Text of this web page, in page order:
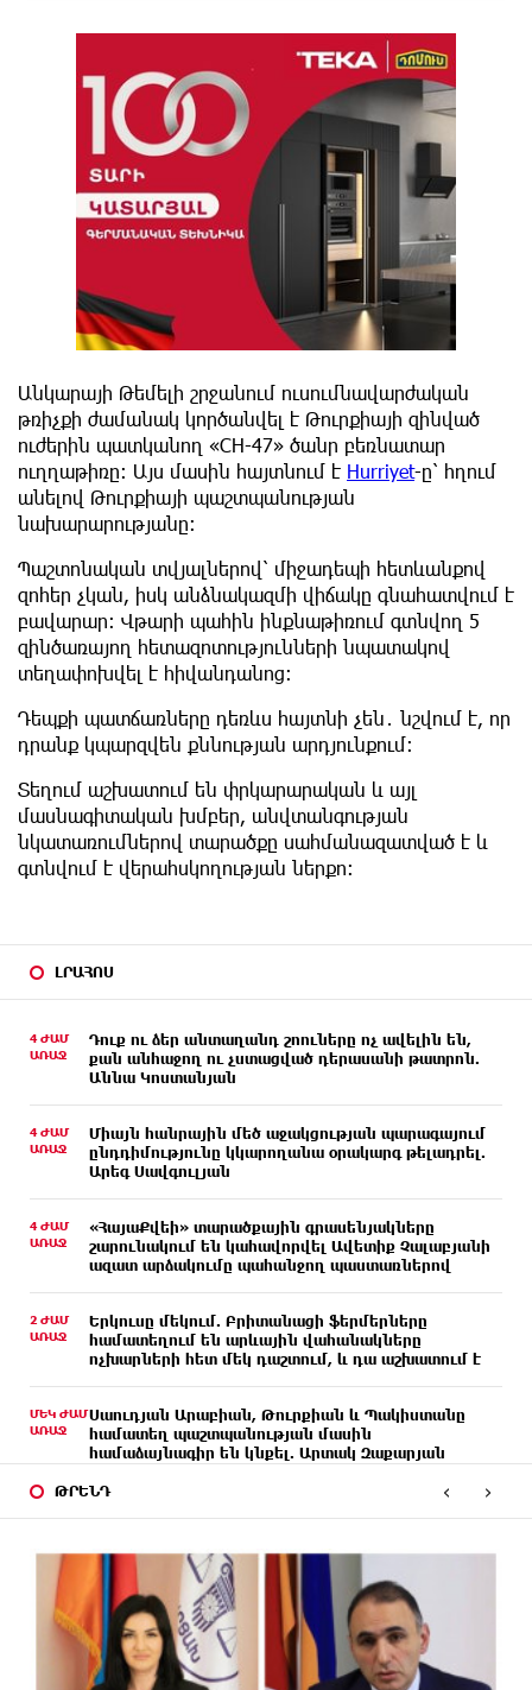
ԼՐԱՀՈՍ
4 ԺԱՄ
ԱՌԱՋ
Դուք ու ձեր անտաղանդ շոուները ոչ ավելին են,
քան անհաջող ու չստացված դերասանի թատրոն.
Աննա Կոստանյան
4 ԺԱՄ
ԱՌԱՋ
Միայն հանրային մեծ աջակցության պարագայում
ընդդիմությունը կկարողանա օրակարգ թելադրել.
Արեգ Սավգուլյան
4 ԺԱՄ
ԱՌԱՋ
«ՀայաՔվեի» տարածքային գրասենյակները
շարունակում են կահավորվել Ավետիք Չալաբյանի
ազատ արձակումը պահանջող պաստառներով
2 ԺԱՄ
ԱՌԱՋ
Երկուսը մեկում. Բրիտանացի ֆերմերները
համատեղում են արևային վահանակները
ոչխարների հետ մեկ դաշտում, և դա աշխատում է
ՄԵԿ ԺԱՄ
ԱՌԱՋ
Սաուդյան Արաբիան, Թուրքիան և Պակիստանը
համատեղ պաշտպանության մասին
համաձայնագիր են կնքել. Արտակ Զաքարյան
ԱՌԱՋ
հետապնդումները և ճնշումները
40 ՐՈՊԵ
Բանկային գաղտնիքի ապօրինի արտահոսք,
մերժված վարույթներ և լռող բանկեր.
ահազանգում է գործարարը
Անկարայի Թեմելի շրջանում ուսումնավարժական
թռիչքի ժամանակ կործանվել է Թուրքիայի զինված
ուժերին պատկանող «CH-47» ծանր բեռնատար
ուղղաթիռը։ Այս մասին հայտնում է Hurriyet-ը՝ հղում
անելով Թուրքիայի պաշտպանության
նախարարությանը։
Պաշտոնական տվյալներով՝ միջադեպի հետևանքով
զոհեր չկան, իսկ անձնակազմի վիճակը գնահատվում է
բավարար։ Վթարի պահին ինքնաթիռում գտնվող 5
զինծառայող հետազոտությունների նպատակով
տեղափոխվել է հիվանդանոց։
Դեպքի պատճառները դեռևս հայտնի չեն․ նշվում է, որ
դրանք կպարզվեն քննության արդյունքում։
Տեղում աշխատում են փրկարարական և այլ
մասնագիտական խմբեր, անվտանգության
նկատառումներով տարածքը սահմանազատված է և
գտնվում է վերահսկողության ներքո։
ԹՐԵՆԴ ‹ ›